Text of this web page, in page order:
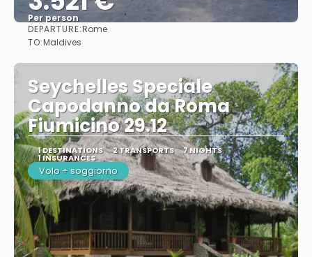
Per person
DEPARTURE:Rome
TO:Maldives
Seychelles Speciale
Capodanno da Roma
Fiumicino 29.12
1 DESTINATIONS 2 TRANSPORTS 7 NIGHTS
1 INSURANCES
Volo + soggiorno